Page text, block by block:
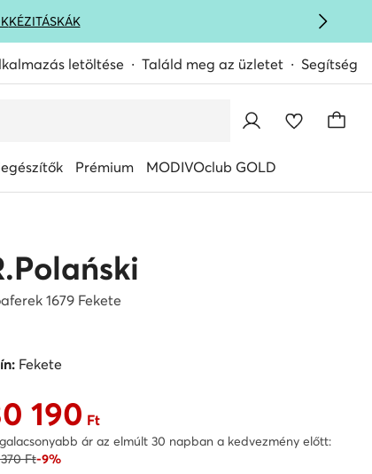
KÉZITÁSKÁK
letöltése Találd meg az üzletet Segítség
Prémium MODIVOclub GOLD
1679 Fekete
Fekete
ár 30 190 Ft
190 Ft
ár az elmúlt 30 napban a kedvezmény előtt:
Ft-9%